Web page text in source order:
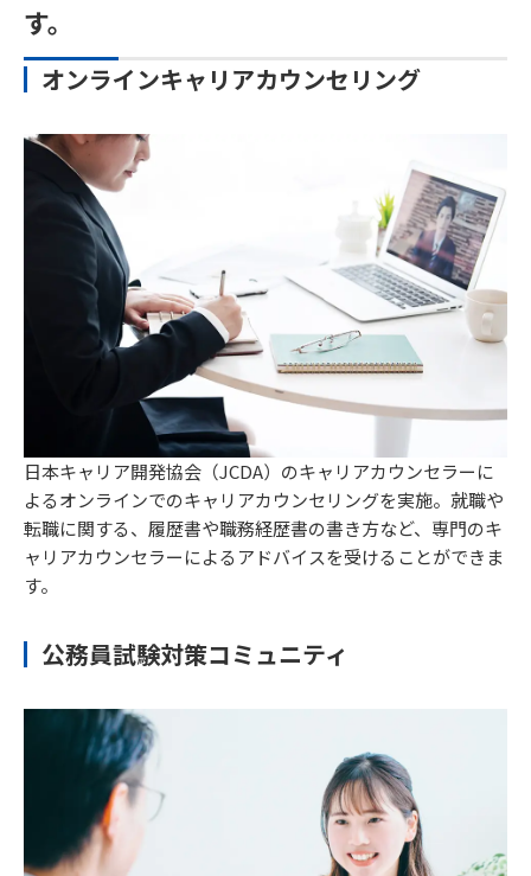
す。
オンラインキャリアカウンセリング
日本キャリア開発協会（JCDA）のキャリアカウンセラーに
よるオンラインでのキャリアカウンセリングを実施。就職や
転職に関する、履歴書や職務経歴書の書き方など、専門のキ
ャリアカウンセラーによるアドバイスを受けることができま
す。
公務員試験対策コミュニティ